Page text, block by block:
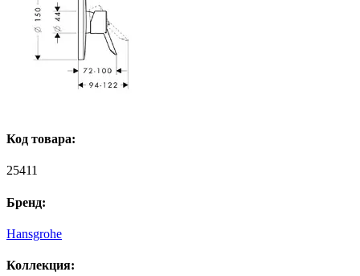
Код товара:
25411
Бренд:
Hansgrohe
Коллекция: